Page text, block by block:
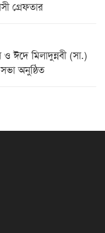
গ্রেফতার
ঈদে মিলাদুন্নবী (সা.)
অনুষ্ঠিত